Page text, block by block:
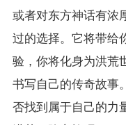
或者对东方神话有浓
过的选择。它将带给
验，你将化身为洪荒
书写自己的传奇故事
否找到属于自己的力